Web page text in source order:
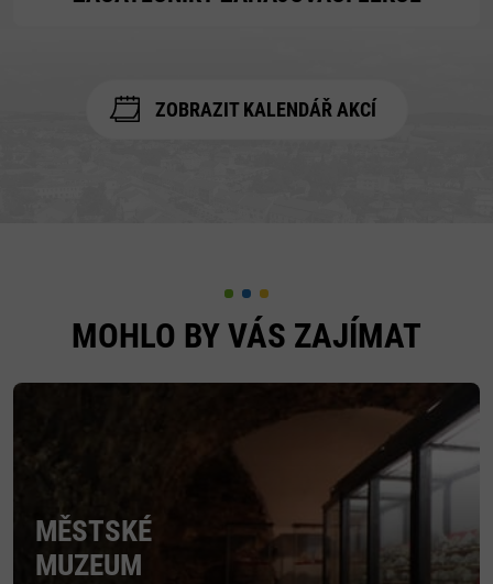
ZOBRAZIT KALENDÁŘ AKCÍ
MOHLO BY VÁS ZAJÍMAT
MĚSTSKÉ
MUZEUM